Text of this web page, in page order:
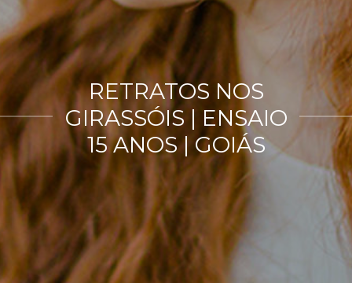
RETRATOS NOS
GIRASSÓIS | ENSAIO
15 ANOS | GOIÁS